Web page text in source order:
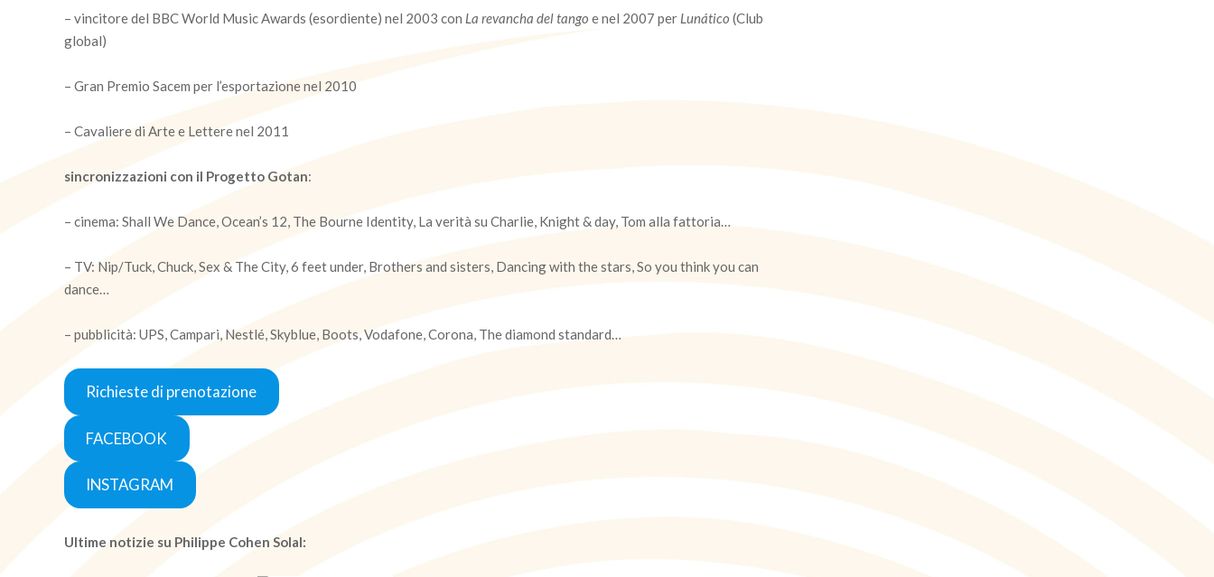
– vincitore del BBC World Music Awards (esordiente) nel 2003 con La revancha del tango e nel 2007 per Lunático (Club
global)
– Gran Premio Sacem per l’esportazione nel 2010
– Cavaliere di Arte e Lettere nel 2011
sincronizzazioni con il Progetto Gotan:
– cinema: Shall We Dance, Ocean’s 12, The Bourne Identity, La verità su Charlie, Knight & day, Tom alla fattoria…
– TV: Nip/Tuck, Chuck, Sex & The City, 6 feet under, Brothers and sisters, Dancing with the stars, So you think you can
dance…
– pubblicità: UPS, Campari, Nestlé, Skyblue, Boots, Vodafone, Corona, The diamond standard…
Richieste di prenotazione
FACEBOOK
INSTAGRAM
Ultime notizie su Philippe Cohen Solal: